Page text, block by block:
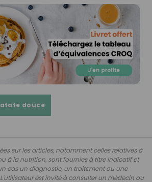
douce
sur les articles, notamment celles relatives à
à la nutrition, sont fournies à titre indicatif et
cas un diagnostic, un traitement ou une
est invité à consulter un médecin ou